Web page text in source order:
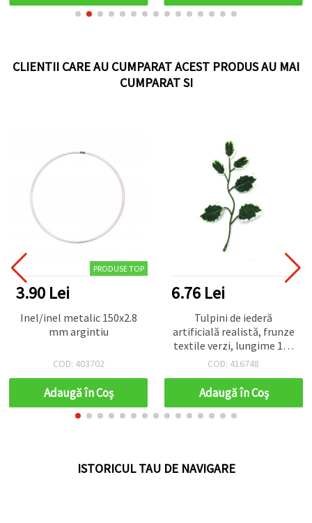
CLIENTII CARE AU CUMPARAT ACEST PRODUS AU MAI
CUMPARAT SI
PRODUSE TOP
3.90 Lei
Inel/inel metalic 150x2.8
mm argintiu
COD: 403702
Adaugă în Coş
6.76 Lei
Tulpini de iederă
artificială realistă, frunze
textile verzi, lungime 190
mm, frunze 30x20 mm și
pentru hobby DIY și
aranjamente florale
COD: 416748
Adaugă în Coş
ISTORICUL TAU DE NAVIGARE